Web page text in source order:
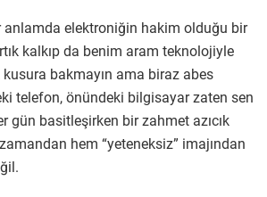
anlamda elektroniğin hakim olduğu bir
kalkıp da benim aram teknolojiyle
bakmayın ama biraz abes
telefon, önündeki bilgisayar zaten sen
gün basitleşirken bir zahmet azıcık
hem “yeteneksiz” imajından